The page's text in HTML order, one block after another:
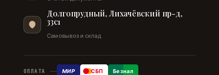
Долгопрудный, Лихачёвский пр-д,
33с1
Самовывоз и склад
ОПЛАТА МИР СБП Безнал